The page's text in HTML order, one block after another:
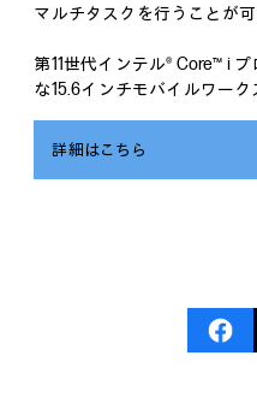
マルチタスクを行うことが可
第11世代インテル® Core™ i
な15.6インチモバイルワーク
詳細はこちら